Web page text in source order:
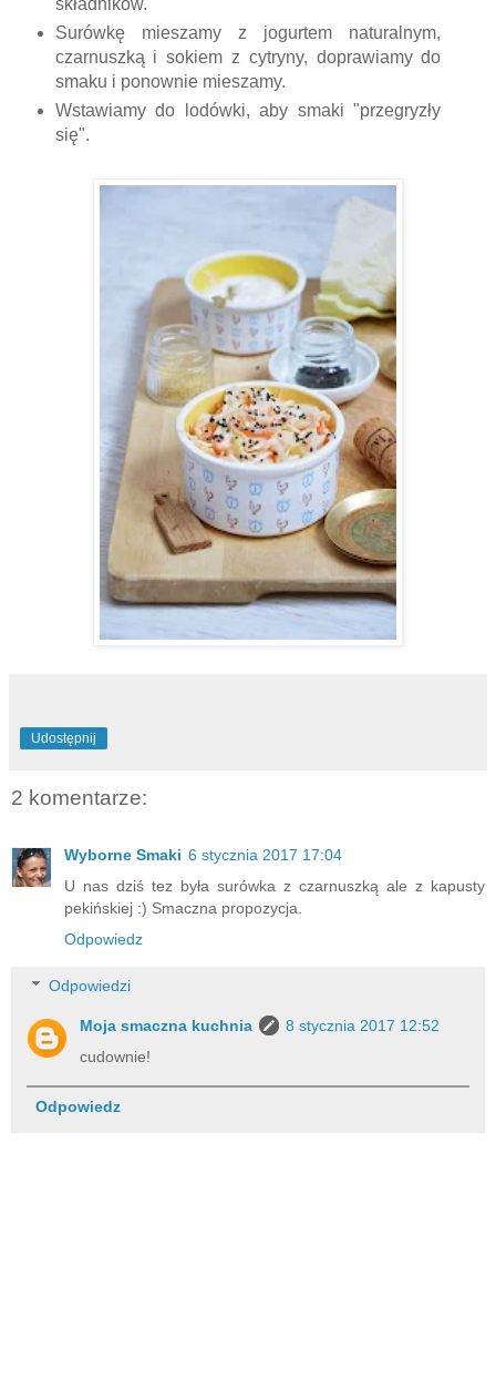
składników.
Surówkę mieszamy z jogurtem naturalnym,
czarnuszką i sokiem z cytryny, doprawiamy do
smaku i ponownie mieszamy.
Wstawiamy do lodówki, aby smaki "przegryzły
się".
Udostępnij
2 komentarze:
Wyborne Smaki 6 stycznia 2017 17:04
U nas dziś tez była surówka z czarnuszką ale z kapusty
pekińskiej :) Smaczna propozycja.
Odpowiedz
Odpowiedzi
Moja smaczna kuchnia
8 stycznia 2017 12:52
cudownie!
Odpowiedz